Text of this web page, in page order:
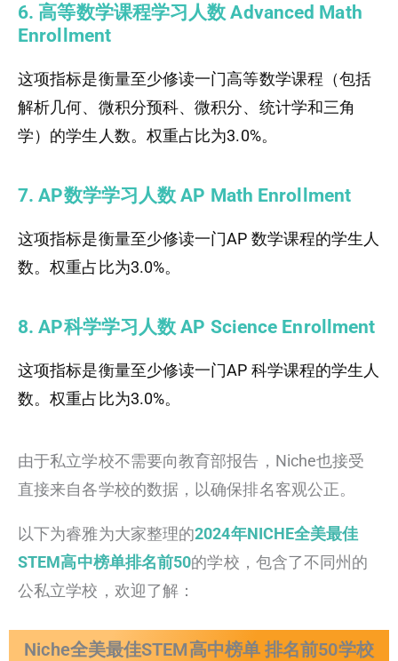
6. 高等数学课程学习人数 Advanced Math
Enrollment
这项指标是衡量至少修读一门高等数学课程（包括
解析几何、微积分预科、微积分、统计学和三角
学）的学生人数。权重占比为3.0%。
7. AP数学学习人数 AP Math Enrollment
这项指标是衡量至少修读一门AP 数学课程的学生人
数。权重占比为3.0%。
8. AP科学学习人数 AP Science Enrollment
这项指标是衡量至少修读一门AP 科学课程的学生人
数。权重占比为3.0%。
由于私立学校不需要向教育部报告，Niche也接受
直接来自各学校的数据，以确保排名客观公正。
以下为睿雅为大家整理的2024年NICHE全美最佳
STEM高中榜单排名前50的学校，包含了不同州的
公私立学校，欢迎了解：
Niche全美最佳STEM高中榜单 排名前50学校